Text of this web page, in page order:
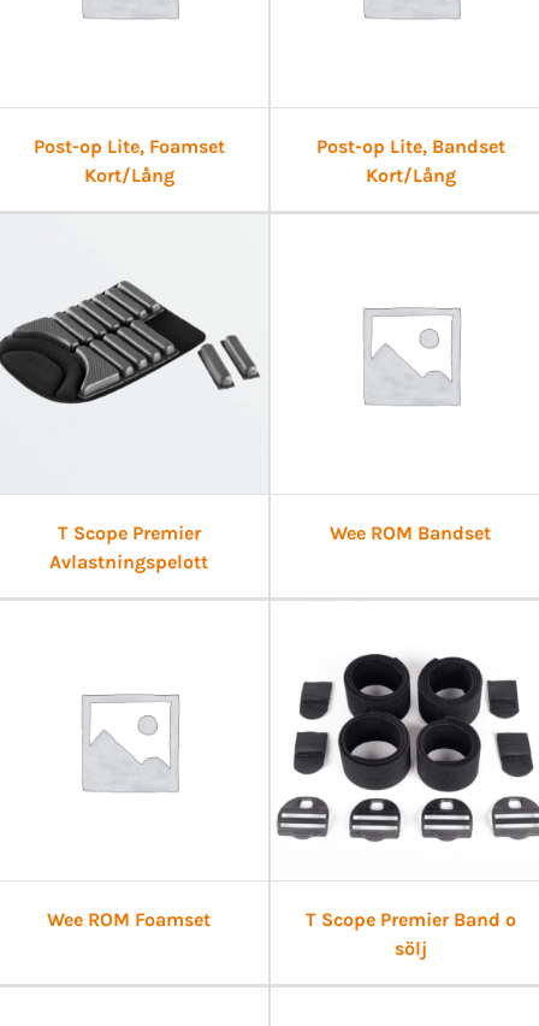
Post-op Lite, Foamset
Kort/Lång
Post-op Lite, Bandset
Kort/Lång
T Scope Premier
Avlastningspelott
Wee ROM Bandset
Wee ROM Foamset
T Scope Premier Band o
sölj